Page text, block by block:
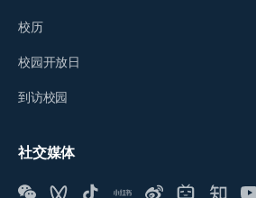
校历
校园开放日
到访校园
社交媒体